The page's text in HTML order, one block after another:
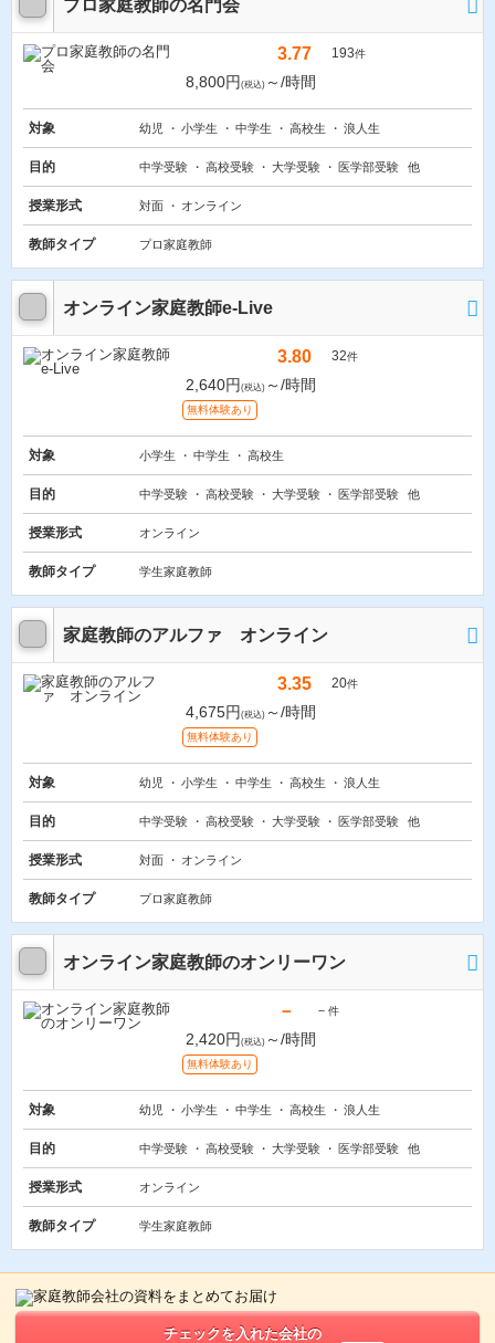
プロ家庭教師の名門会
3.77 193件
8,800円 (税込) ～/時間
対象 幼児 小学生 中学生 高校生 浪人生
目的 中学受験 高校受験 大学受験 医学部受験 他
授業形式 対面 オンライン
教師タイプ プロ家庭教師
オンライン家庭教師e-Live
3.80 32件
2,640円 (税込) ～/時間
無料体験あり
対象 小学生 中学生 高校生
目的 中学受験 高校受験 大学受験 医学部受験 他
授業形式 オンライン
教師タイプ 学生家庭教師
家庭教師のアルファ オンライン
3.35 20件
4,675円 (税込) ～/時間
無料体験あり
対象 幼児 小学生 中学生 高校生 浪人生
目的 中学受験 高校受験 大学受験 医学部受験 他
授業形式 対面 オンライン
教師タイプ プロ家庭教師
オンライン家庭教師のオンリーワン
－ － 件
2,420円 (税込) ～/時間
無料体験あり
対象 幼児 小学生 中学生 高校生 浪人生
目的 中学受験 高校受験 大学受験 医学部受験 他
授業形式 オンライン
教師タイプ 学生家庭教師
チェックを入れた会社の